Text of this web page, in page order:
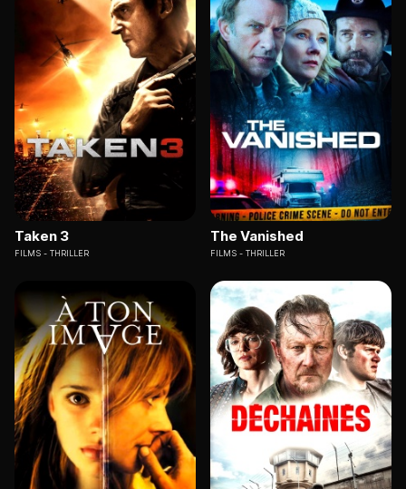
Taken 3
FILMS THRILLER
The Vanished
FILMS THRILLER